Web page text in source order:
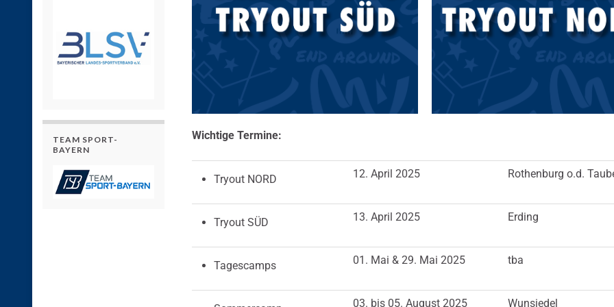
Wichtige Termine:
Tryout NORD 12. April 2025 Rothenburg o.d.
Tryout SÜD 13. April 2025 Erding
Tagescamps 01. Mai & 29. Mai 2025 tba
03. bis 05. August 2025 Wunsiedel
TEAM SPORT-
BAYERN